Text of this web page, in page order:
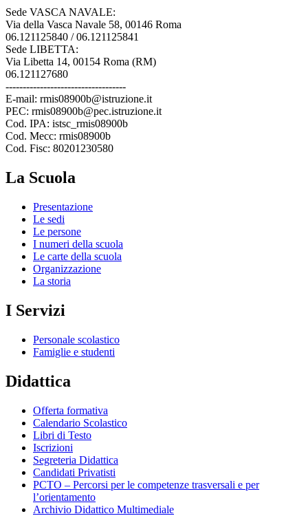
Sede VASCA NAVALE:
Via della Vasca Navale 58, 00146 Roma
06.121125840 / 06.121125841
Sede LIBETTA:
Via Libetta 14, 00154 Roma (RM)
06.121127680
-----------------------------------
E-mail: rmis08900b@istruzione.it
PEC: rmis08900b@pec.istruzione.it
Cod. IPA: istsc_rmis08900b
Cod. Mecc: rmis08900b
Cod. Fisc: 80201230580
La Scuola
Presentazione
Le sedi
Le persone
I numeri della scuola
Le carte della scuola
Organizzazione
La storia
I Servizi
Personale scolastico
Famiglie e studenti
Didattica
Offerta formativa
Calendario Scolastico
Libri di Testo
Iscrizioni
Segreteria Didattica
Candidati Privatisti
PCTO – Percorsi per le competenze trasversali e per
l’orientamento
Archivio Didattico Multimediale